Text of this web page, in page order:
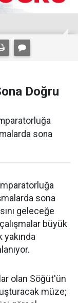
Doğru
sona
sona
geleceğe
büyük
olan Söğüt'ün
müze;